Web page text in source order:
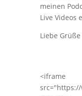
meinen
Live Videos
Liebe
<iframe